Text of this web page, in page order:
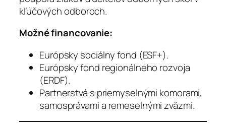
kľúčových odboroch.
Možné financovanie:
Európsky sociálny fond (ESF+).
Európsky fond regionálneho rozvoja
(ERDF).
Partnerstvá s priemyselnými komorami,
samosprávami a remeselnými zväzmi.